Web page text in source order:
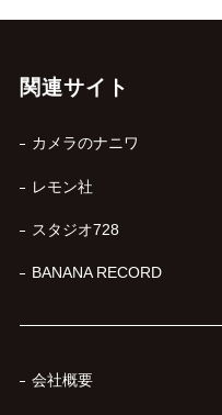
関連サイト
カメラのナニワ
レモン社
スタジオ728
BANANA RECORD
会社概要